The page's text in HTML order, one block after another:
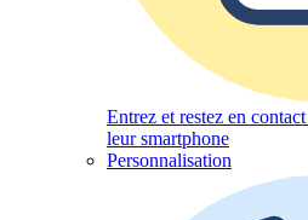
Entrez et restez en
leur smartphone
Personnalisation